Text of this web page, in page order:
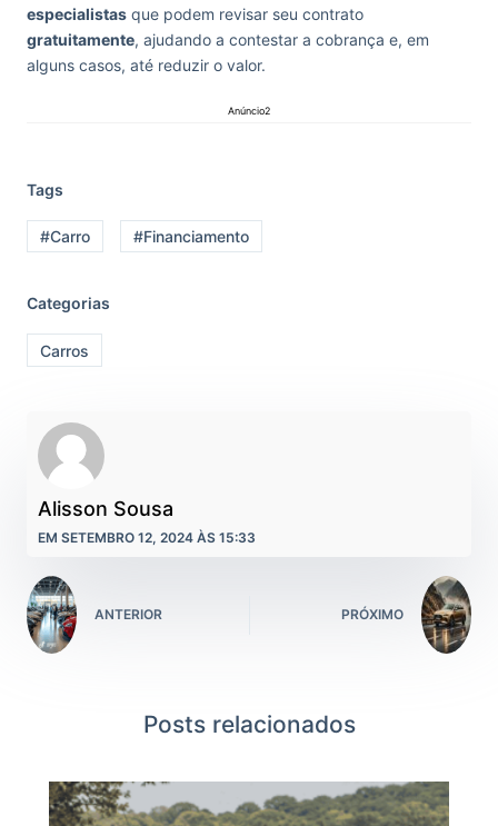
especialistas que podem revisar seu contrato
gratuitamente, ajudando a contestar a cobrança e, em
alguns casos, até reduzir o valor.
Anúncio2
Tags
#Carro #Financiamento
Categorias
Carros
Alisson Sousa
EM SETEMBRO 12, 2024 ÀS 15:33
ANTERIOR PRÓXIMO
Posts relacionados